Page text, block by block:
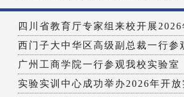
四川省教育厅专家组来校开展
西门子大中华区高级副总裁一行
广州工商学院一行参观我校实验室
实验实训中心成功举办2026年开